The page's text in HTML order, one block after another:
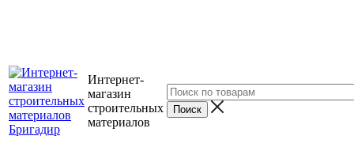
Интернет-
магазин
строительных
материалов